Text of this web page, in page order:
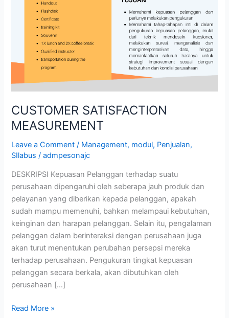
CUSTOMER SATISFACTION
MEASUREMENT
Leave a Comment / Management, modul, Penjualan,
SIlabus /admpesonajc
DESKRIPSI Kepuasan Pelanggan terhadap suatu
perusahaan dipengaruhi oleh seberapa jauh produk dan
pelayanan yang diberikan kepada pelanggan, apakah
sudah mampu memenuhi, bahkan melampaui kebutuhan,
keinginan dan harapan pelanggan. Selain itu, pengalaman
pelanggan dalam berinteraksi dengan perusahaan juga
akan turut menentukan perubahan persepsi mereka
terhadap perusahaan. Pengukuran tingkat kepuasan
pelanggan secara berkala, akan dibutuhkan oleh
perusahaan […]
Read More »